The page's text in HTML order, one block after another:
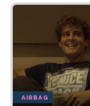
AIRBAG